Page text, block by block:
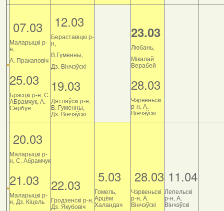
07.03
Маларыцкі р-
н,
А. Пракаповіч
25.03
Брэсцкі р-н, С.
АБрамчук, А.
Сербун
12.03
Бераставіцкі р-
н,
В.Гуменны,
Дз. Вінчэўскі
19.03
Дятлаўскі р-н,
В. Гуменны,
Дз. Вінчэўскі
23.03
Любань,
Мікалай
Верабей
28.03
Чэрвеньскі
р-н, А.
Вінчэўскі
20.03
Маларыцкі р-
н, С. Абрамчук
21.03
Маларыцкі р-
н, Дз. Кіцель
22.03
Гродзенскі р-н,
Дз. Якубовіч
5.03
Гомель,
Арцём
Халандач
28.03
Чэрвеньскі
р-н, А.
Вінчэўскі
11.04
Лепельскі
р-н, А.
Вінчэўскі